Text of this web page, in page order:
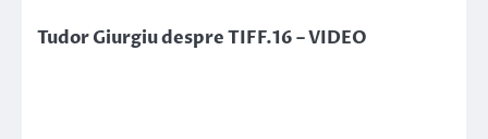
Tudor Giurgiu despre TIFF.16 – VIDEO